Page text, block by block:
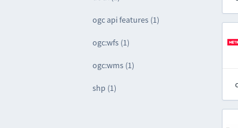
ogc api features (1)
ogc:wfs (1)
ogc:wms (1)
shp (1)